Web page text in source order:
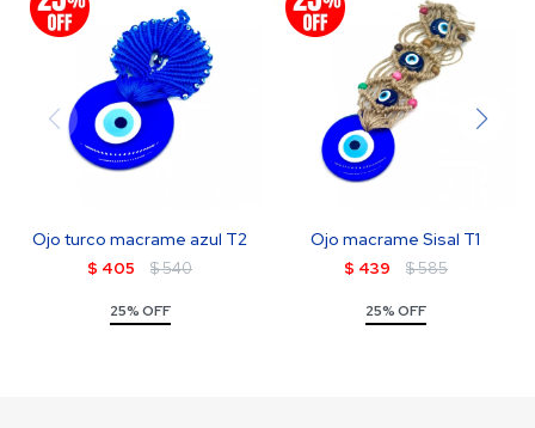
Ojo turco macrame azul T2
$ 405 $540
25% OFF
Ojo macrame Sisal T1
$ 439 $585
25% OFF